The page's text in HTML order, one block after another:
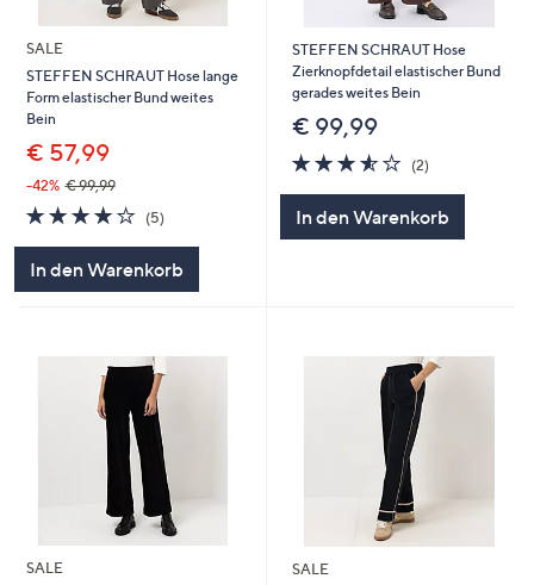
SALE
STEFFEN SCHRAUT Hose lange
Form elastischer Bund weites
Bein
€ 57,99
-42% € 99,99
4.2
von
(5)5
In den Warenkorb
STEFFEN SCHRAUT Hose
Zierknopfdetail elastischer Bund
gerades weites Bein
€ 99,99
3.5
von
(2)2
In den Warenkorb
SALE
SALE